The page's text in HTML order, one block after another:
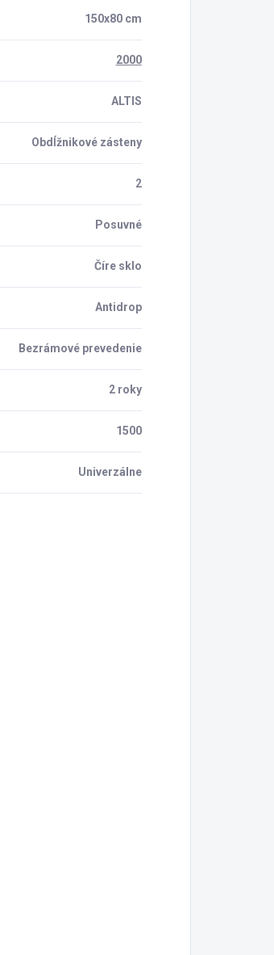
150x80 cm
2000
ALTIS
Obdĺžnikové zásteny
2
Posuvné
Číre sklo
Antidrop
Bezrámové prevedenie
2 roky
1500
Univerzálne